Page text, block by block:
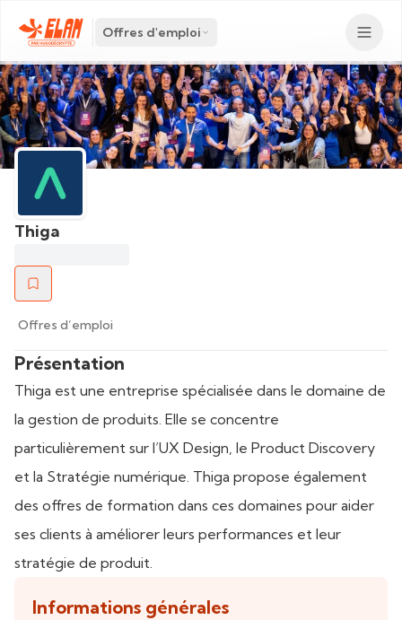
Offres d'emploi
Thiga
Offres d’emploi
Présentation
Thiga est une entreprise spécialisée dans le domaine de
la gestion de produits. Elle se concentre
particulièrement sur l’UX Design, le Product Discovery
et la Stratégie numérique. Thiga propose également
des offres de formation dans ces domaines pour aider
ses clients à améliorer leurs performances et leur
stratégie de produit.
Informations générales